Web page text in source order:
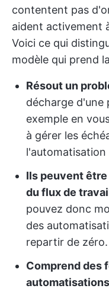
contentent pas
aident activement
Voici ce qui
modèle qui prend
Résout un
décharge d'une
exemple en
à gérer les
Ils peuvent
du flux de
pouvez donc
des
repartir de zéro.
Comprend des